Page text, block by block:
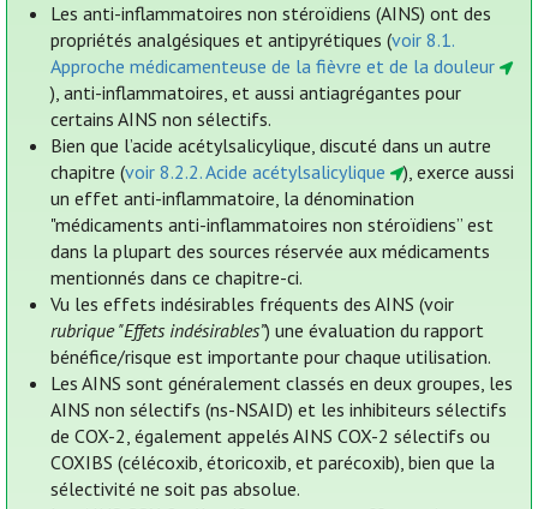
Les anti-inflammatoires non stéroïdiens (AINS) ont des
propriétés analgésiques et antipyrétiques (voir 8.1.
Approche médicamenteuse de la fièvre et de la douleur
), anti-inflammatoires, et aussi antiagrégantes pour
certains AINS non sélectifs.
Bien que l’acide acétylsalicylique, discuté dans un autre
chapitre (voir 8.2.2. Acide acétylsalicylique
), exerce aussi
un effet anti-inflammatoire, la dénomination
"médicaments anti-inflammatoires non stéroïdiens” est
dans la plupart des sources réservée aux médicaments
mentionnés dans ce chapitre-ci.
Vu les effets indésirables fréquents des AINS (voir
rubrique "Effets indésirables”) une évaluation du rapport
bénéfice/risque est importante pour chaque utilisation.
Les AINS sont généralement classés en deux groupes, les
AINS non sélectifs (ns-NSAID) et les inhibiteurs sélectifs
de COX-2, également appelés AINS COX-2 sélectifs ou
COXIBS (célécoxib, étoricoxib, et parécoxib), bien que la
sélectivité ne soit pas absolue.